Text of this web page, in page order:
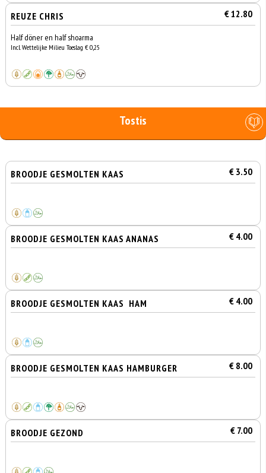
REUZE CHRIS € 12.80
Half döner en half shoarma
Incl. Wettelijke Milieu Toeslag € 0,25
Tostis
BROODJE GESMOLTEN KAAS € 3.50
BROODJE GESMOLTEN KAAS ANANAS € 4.00
BROODJE GESMOLTEN KAAS HAM € 4.00
BROODJE GESMOLTEN KAAS HAMBURGER € 8.00
BROODJE GEZOND € 7.00